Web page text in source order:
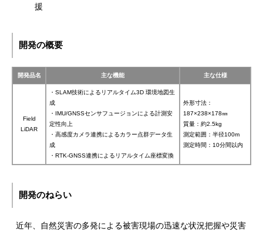
援
開発の概要
開発品名 主な機能 主な仕様
Field
LiDAR
・SLAM技術によるリアルタイム3D 環境地図生
成
・IMU/GNSSセンサフュージョンによる計測安
定性向上
・高感度カメラ連携によるカラー点群データ生
成
・RTK-GNSS連携によるリアルタイム座標変換
外形寸法：
187×238×178㎜
質量：約2.5kg
測定範囲：半径100m
測定時間：10分間以内
開発のねらい
近年、自然災害の多発による被害現場の迅速な状況把握や災害